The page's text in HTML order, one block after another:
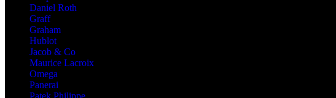
Daniel Roth
Graff
Graham
Hublot
Jacob & Co
Maurice Lacroix
Omega
Panerai
Patek Philippe